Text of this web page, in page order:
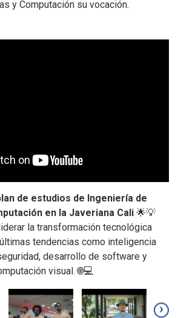
y Computación su vocación.
de estudios de Ingeniería de
en la Javeriana Cali 🌟💡
la transformación tecnológica
tendencias como inteligencia
desarrollo de software y
visual. 🌐💻
›